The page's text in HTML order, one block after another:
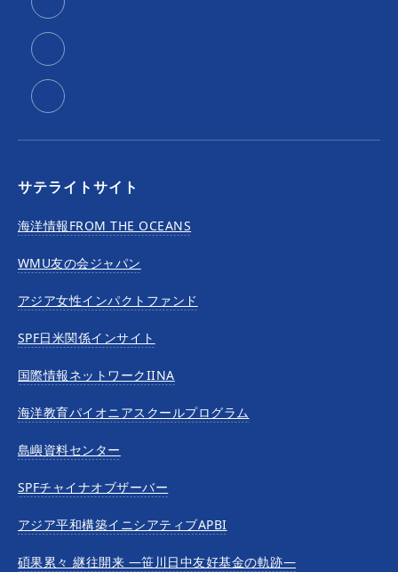
サテライトサイト
海洋情報FROM THE OCEANS
WMU友の会ジャパン
アジア女性インパクトファンド
SPF日米関係インサイト
国際情報ネットワークIINA
海洋教育パイオニアスクールプログラム
島嶼資料センター
SPFチャイナオブザーバー
アジア平和構築イニシアティブAPBI
碩果累々 継往開来 —笹川日中友好基金の軌跡—